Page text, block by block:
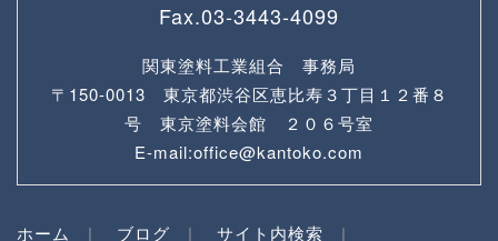
Fax.03-3443-4099
関東塗料工業組合 事務局
〒150-0013 東京都渋谷区恵比寿３丁目１２番８
号 東京塗料会館 ２０６号室
E-mail:office@kantoko.com
ホーム ブログ サイト内検索